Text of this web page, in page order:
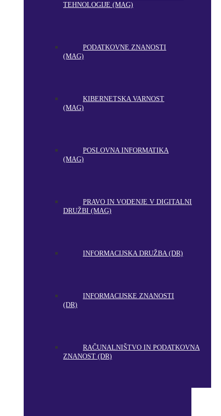
TEHNOLOGIJE (MAG)
PODATKOVNE ZNANOSTI
(MAG)
KIBERNETSKA VARNOST
(MAG)
POSLOVNA INFORMATIKA
(MAG)
PRAVO IN VODENJE V DIGITALNI
DRUŽBI (MAG)
INFORMACIJSKA DRUŽBA (DR)
INFORMACIJSKE ZNANOSTI
(DR)
RAČUNALNIŠTVO IN PODATKOVNA
ZNANOST (DR)